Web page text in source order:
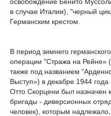
в случае Италии), "черный
Германским крестом.
В период зимнего
операции "Стража на Рейне»
также под названием
Выступ») в декабре 1944
Отто Скорцени был назначен
бригады - диверсионных
человек), которым